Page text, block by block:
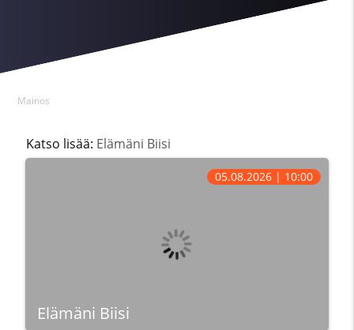
Mainos
Katso lisää: Elämäni Biisi
Elämäni Biisi
05.08.2026 | 10:00